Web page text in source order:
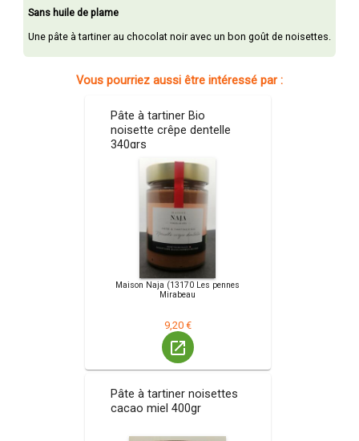
Sans huile de plame
Une pâte à tartiner au chocolat noir avec un bon goût de noisettes.
Vous pourriez aussi être intéressé par :
Pâte à tartiner Bio
noisette crêpe dentelle
340grs
Maison Naja (13170 Les pennes
Mirabeau
9,20 €
launch
Pâte à tartiner noisettes
cacao miel 400gr